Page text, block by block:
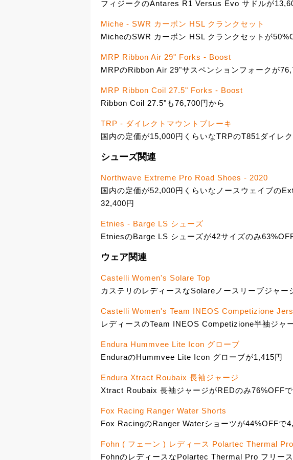
フィジークのAntares R1 Versus Evo サドルが
Miche - SWR カーボン HSL クランクセット
MicheのSWR カーボン HSL クランクセットが
MRP Ribbon Air 29" Forks - Boost
MRPのRibbon Air 29"サスペンションフォークが
MRP Ribbon Coil 27.5" Forks - Boost
Ribbon Coil 27.5"も76,700円から
TRP - ダイレクトマウントブレーキ
国内の定価が15,000円くらいなTRPのT851ダイレ
シューズ関連
Northwave Extreme Pro Road Shoes - 2020
国内の定価が52,000円くらいなノースウェイブの
32,400円
Etnies - Barge LS シューズ
EtniesのBarge LS シューズが42サイズのみ
ウェア関連
Castelli Women's Solare Top
カステリのレディースなSolareノースリーブジャー
Castelli Women's Team INEOS Competizione
レディースのTeam INEOS Competizione半袖ジャ
Endura Hummvee Lite Icon グローブ
EnduraのHummvee Lite Icon グローブが1,415円
Endura Xtract Roubaix 長袖ジャージ
Xtract Roubaix 長袖ジャージがREDのみ76%OFF
Fox Racing Ranger Water Shorts
Fox RacingのRanger Waterショーツが44%OFFで
Fohn ( フェーン ) レディース Polartec Thermal
FohnのレディースなPolartec Thermal Pro フリー